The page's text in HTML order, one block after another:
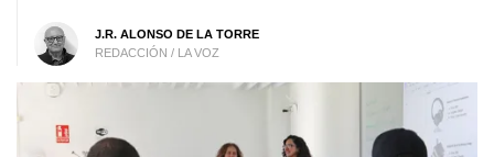
J.R. ALONSO DE LA TORRE
REDACCIÓN / LA VOZ